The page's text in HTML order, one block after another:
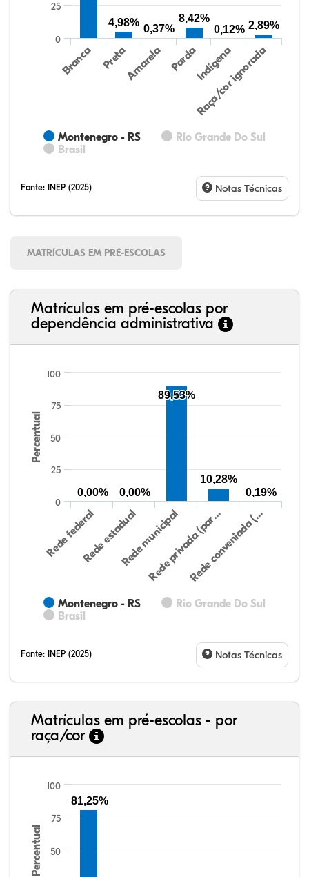
Montenegro - RS
Rio Grande Do Sul
Brasil
Branca PretaAmarela PardaIndígena
Raça/cor ignorada
0
25
4,98%
0,37%
8,42%
0,12% 2,89%
Fonte: INEP (2025) Notas Técnicas
MATRÍCULAS EM PRÉ-ESCOLAS
Matrículas em pré-escolas por
dependência administrativa
Percentual
Montenegro - RS
Rio Grande Do Sul
Brasil
Rede federalRede estadualRede municipal
Rede privada (par…Rede conveniada (…
0
25
50
75
100
0,00% 0,00%
89,53%
10,28%
0,19%
Fonte: INEP (2025) Notas Técnicas
Matrículas em pré-escolas - por
raça/cor
Percentual
100
50
75
81,25%